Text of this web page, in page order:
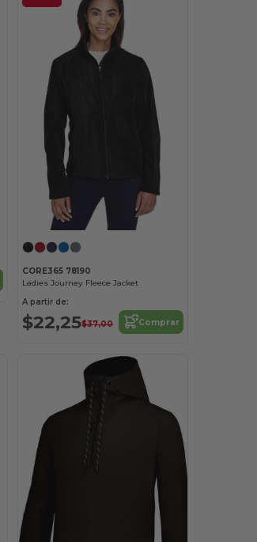
CORE365 78190
Ladies Journey Fleece Jacket
A partir de:
$22,25$37,00 Comprar